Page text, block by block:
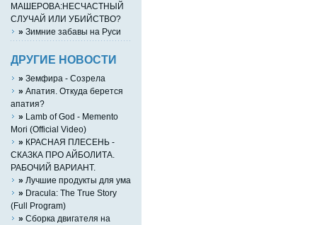
МАШЕРОВА:НЕСЧАСТНЫЙ
СЛУЧАЙ ИЛИ УБИЙСТВО?
» Зимние забавы на Руси
ДРУГИЕ НОВОСТИ
» Земфира - Созрела
» Апатия. Откуда берется
апатия?
» Lamb of God - Memento
Mori (Official Video)
» КРАСНАЯ ПЛЕСЕНЬ -
СКАЗКА ПРО АЙБОЛИТА.
РАБОЧИЙ ВАРИАНТ.
» Лучшие продукты для ума
» Dracula: The True Story
(Full Program)
» Сборка двигателя на